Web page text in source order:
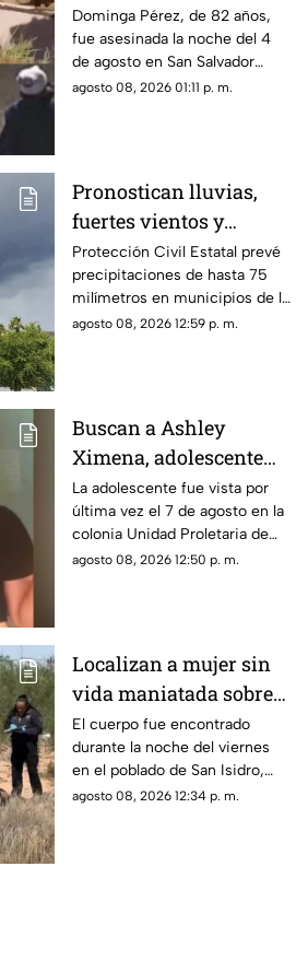
asesinada por 90 pesos
en Amozoc
Dominga Pérez, de 82 años,
fue asesinada la noche del 4
de agosto en San Salvador
Chachapa, Amozoc, Puebla,
agosto 08, 2026 01:11 p. m.
Pronostican lluvias,
fuertes vientos y
temperaturas de hasta
39°C para Chihuahua
Protección Civil Estatal prevé
precipitaciones de hasta 75
milímetros en municipios de la
zona suroeste, además de
agosto 08, 2026 12:59 p. m.
Buscan a Ashley
Ximena, adolescente
desaparecida en la
colonia Unidad
Proletaria
La adolescente fue vista por
última vez el 7 de agosto en la
colonia Unidad Proletaria de
Chihuahua capital.
agosto 08, 2026 12:50 p. m.
Localizan a mujer sin
vida maniatada sobre
la carretera Juárez-
Porvenir
El cuerpo fue encontrado
durante la noche del viernes
en el poblado de San Isidro,
luego de un reporte anónimo a
agosto 08, 2026 12:34 p. m.